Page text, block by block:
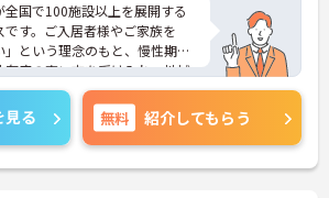
国で100施設以上を展開する
す。ご入居者様やご家族を
」という理念のもと、慢性期や
度の高い方を受け入れ、地域
義の高い事業を推進していま
24時間常駐しています。急変
看護師が担当するため、初任
方も食事介助や入浴介助など
専念できる環境です。多職種
見る 無料 紹介してもらう